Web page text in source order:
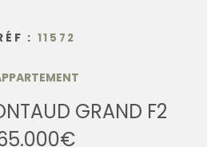
: 11572
GRAND F2